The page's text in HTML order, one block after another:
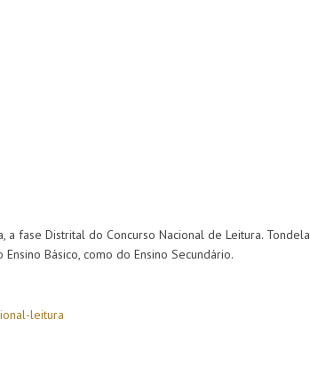
fase Distrital do Concurso Nacional de Leitura. Tondela
Básico, como do Ensino Secundário.
leitura